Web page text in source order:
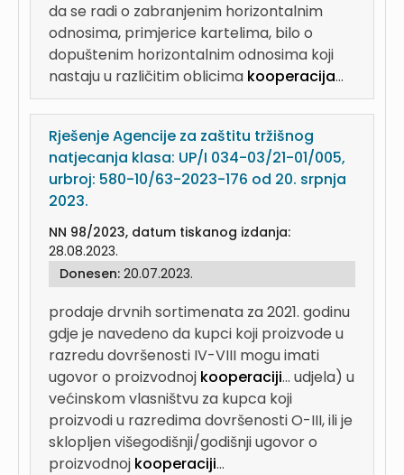
da se radi o zabranjenim horizontalnim
odnosima, primjerice kartelima, bilo o
dopuštenim horizontalnim odnosima koji
nastaju u različitim oblicima kooperacija...
Rješenje Agencije za zaštitu tržišnog
natjecanja klasa: UP/I 034-03/21-01/005,
urbroj: 580-10/63-2023-176 od 20. srpnja
2023.
NN 98/2023, datum tiskanog izdanja:
28.08.2023.
Donesen: 20.07.2023.
prodaje drvnih sortimenata za 2021. godinu
gdje je navedeno da kupci koji proizvode u
razredu dovršenosti IV-VIII mogu imati
ugovor o proizvodnoj kooperaciji... udjela) u
većinskom vlasništvu za kupca koji
proizvodi u razredima dovršenosti O-III, ili je
sklopljen višegodišnji/godišnji ugovor o
proizvodnoj kooperaciji...